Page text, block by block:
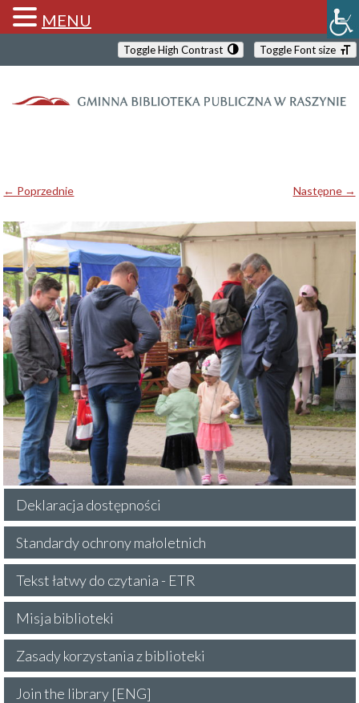
Toggle High Contrast Toggle Font size
← Poprzednie Następne →
Deklaracja dostępności
Standardy ochrony małoletnich
Tekst łatwy do czytania - ETR
Misja biblioteki
Zasady korzystania z biblioteki
Join the library [ENG]
MENU